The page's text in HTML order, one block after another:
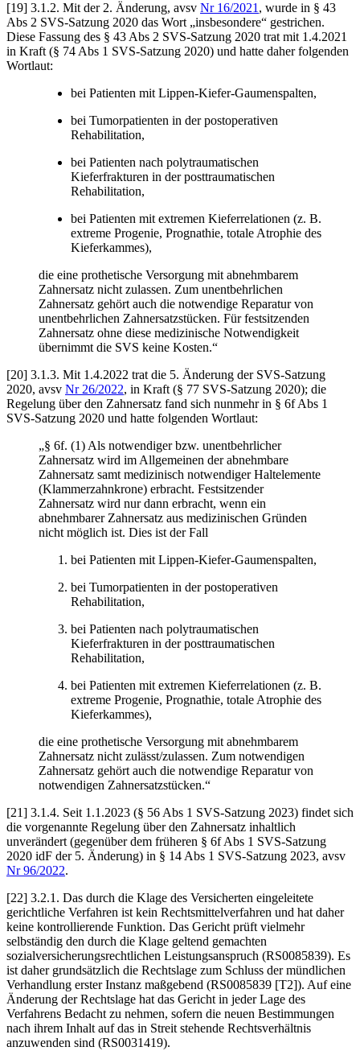
[19] 3.1.2. Mit der 2. Änderung, avsv Nr 16/2021 , wurde in § 43
Abs 2 SVS-Satzung 2020 das Wort „insbesondere“ gestrichen.
Diese Fassung des § 43 Abs 2 SVS-Satzung 2020 trat mit 1.4.2021
in Kraft (§ 74 Abs 1 SVS-Satzung 2020) und hatte daher folgenden
Wortlaut:
bei Patienten mit Lippen-Kiefer-Gaumenspalten,
bei Tumorpatienten in der postoperativen
Rehabilitation,
bei Patienten nach polytraumatischen
Kieferfrakturen in der posttraumatischen
Rehabilitation,
bei Patienten mit extremen Kieferrelationen (z. B.
extreme Progenie, Prognathie, totale Atrophie des
Kieferkammes),
die eine prothetische Versorgung mit abnehmbarem
Zahnersatz nicht zulassen. Zum unentbehrlichen
Zahnersatz gehört auch die notwendige Reparatur von
unentbehrlichen Zahnersatzstücken. Für festsitzenden
Zahnersatz ohne diese medizinische Notwendigkeit
übernimmt die SVS keine Kosten.“
[20] 3.1.3. Mit 1.4.2022 trat die 5. Änderung der SVS-Satzung
2020, avsv Nr 26/2022, in Kraft (§ 77 SVS-Satzung 2020); die
Regelung über den Zahnersatz fand sich nunmehr in § 6f Abs 1
SVS-Satzung 2020 und hatte folgenden Wortlaut:
„§ 6f. (1) Als notwendiger bzw. unentbehrlicher
Zahnersatz wird im Allgemeinen der abnehmbare
Zahnersatz samt medizinisch notwendiger Haltelemente
(Klammerzahnkrone) erbracht. Festsitzender
Zahnersatz wird nur dann erbracht, wenn ein
abnehmbarer Zahnersatz aus medizinischen Gründen
nicht möglich ist. Dies ist der Fall
bei Patienten mit Lippen-Kiefer-Gaumenspalten,
bei Tumorpatienten in der postoperativen
Rehabilitation,
bei Patienten nach polytraumatischen
Kieferfrakturen in der posttraumatischen
Rehabilitation,
bei Patienten mit extremen Kieferrelationen (z. B.
extreme Progenie, Prognathie, totale Atrophie des
Kieferkammes),
die eine prothetische Versorgung mit abnehmbarem
Zahnersatz nicht zulässt/zulassen. Zum notwendigen
Zahnersatz gehört auch die notwendige Reparatur von
notwendigen Zahnersatzstücken.“
[21] 3.1.4. Seit 1.1.2023 (§ 56 Abs 1 SVS-Satzung 2023) findet sich
die vorgenannte Regelung über den Zahnersatz inhaltlich
unverändert (gegenüber dem früheren § 6f Abs 1 SVS-Satzung
2020 idF der 5. Änderung) in § 14 Abs 1 SVS-Satzung 2023, avsv
Nr 96/2022.
[22] 3.2.1. Das durch die Klage des Versicherten eingeleitete
gerichtliche Verfahren ist kein Rechtsmittelverfahren und hat daher
keine kontrollierende Funktion. Das Gericht prüft vielmehr
selbständig den durch die Klage geltend gemachten
sozialversicherungsrechtlichen Leistungsanspruch (RS0085839). Es
ist daher grundsätzlich die Rechtslage zum Schluss der mündlichen
Verhandlung erster Instanz maßgebend (RS0085839 [T2]). Auf eine
Änderung der Rechtslage hat das Gericht in jeder Lage des
Verfahrens Bedacht zu nehmen, sofern die neuen Bestimmungen
nach ihrem Inhalt auf das in Streit stehende Rechtsverhältnis
anzuwenden sind (RS0031419).